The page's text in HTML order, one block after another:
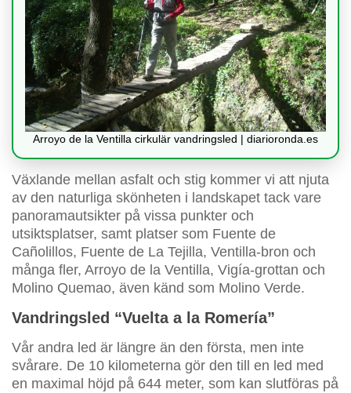
Arroyo de la Ventilla cirkulär vandringsled | diarioronda.es
Växlande mellan asfalt och stig kommer vi att njuta
av den naturliga skönheten i landskapet tack vare
panoramautsikter på vissa punkter och
utsiktsplatser, samt platser som Fuente de
Cañolillos, Fuente de La Tejilla, Ventilla-bron och
många fler, Arroyo de la Ventilla, Vigía-grottan och
Molino Quemao, även känd som Molino Verde.
Vandringsled “Vuelta a la Romería”
Vår andra led är längre än den första, men inte
svårare. De 10 kilometerna gör den till en led med
en maximal höjd på 644 meter, som kan slutföras på